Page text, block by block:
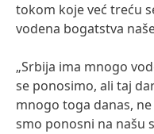
tokom koje već treću
vodena bogatstva
„Srbija ima mnogo
se ponosimo, ali taj
mnogo toga danas,
smo ponosni na našu